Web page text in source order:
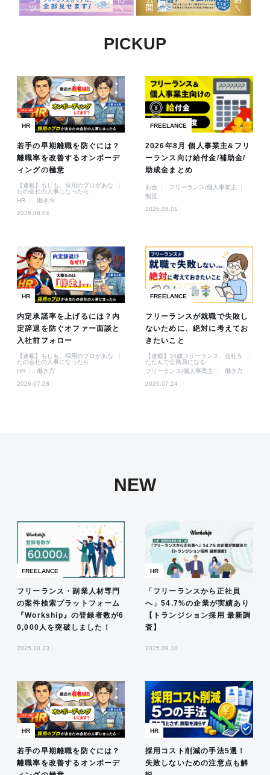
PICKUP
HR
若手の早期離職を防ぐには？
離職率を改善するオンボーデ
ィングの極意
【連載】もしも、採用のプロがあな
たの会社の人事になったら
HR
働き方
2026.08.04
FREELANCE
2026年8月 個人事業主&フリ
ーランス向け給付金/補助金/
助成金まとめ
お金
フリーランス/個人事業主
制度
2026.08.01
HR
内定承諾率を上げるには？内
定辞退を防ぐオファー面談と
入社前フォロー
【連載】もしも、採用のプロがあな
たの会社の人事になったら
HR
働き方
2026.07.28
FREELANCE
フリーランスが就職で失敗し
ないために、絶対に考えてお
きたいこと
【連載】34歳フリーランス、会社を
たたんで公務員になる
フリーランス/個人事業主
働き方
2026.07.24
NEW
FREELANCE
フリーランス・副業人材専門
の案件検索プラットフォーム
『Workship』の登録者数が6
0,000人を突破しました！
2025.10.23
HR
「フリーランスから正社員
へ」54.7%の企業が実績あり
【トランジション採用 最新調
査】
2025.09.10
HR
若手の早期離職を防ぐには？
離職率を改善するオンボーデ
HR
採用コスト削減の手法5選！
失敗しないための注意点も解